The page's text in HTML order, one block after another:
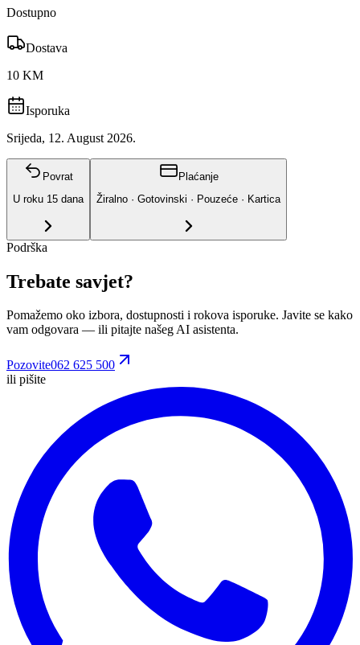
Dostupno
Dostava
10 KM
Isporuka
Srijeda, 12. August 2026.
Povrat
U roku 15 dana
Plaćanje
Žiralno · Gotovinski · Pouzeće · Kartica
Podrška
Trebate savjet?
Pomažemo oko izbora, dostupnosti i rokova isporuke. Javite se kako
vam odgovara — ili pitajte našeg AI asistenta.
Pozovite062 625 500
ili pišite